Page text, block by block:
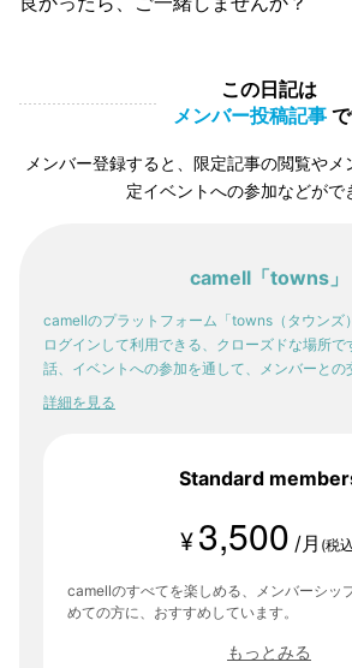
この日記は
メンバー投稿記事
メンバー登録すると、限定記事の閲覧や
定イベントへの参加などがで
camell「towns」
camellのプラットフォーム「towns（タウンズ
ログインして利用できる、クローズドな場所
話、イベントへの参加を通して、メンバーとの
少しずつ、自分の感性や「好き」が輪郭を持っ
詳細を見る
Standard
¥ 3,500 /月 (税
camellのすべてを楽しめる、メンバーシッ
めての方に、おすすめしています。
もっとみる